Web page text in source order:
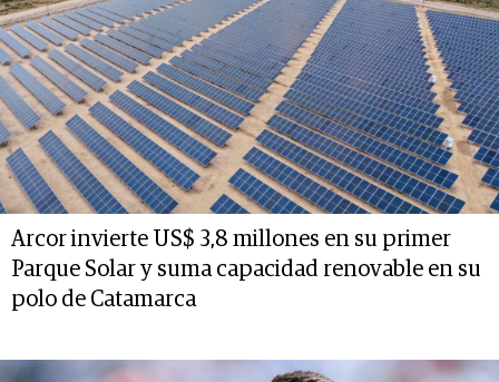
Arcor invierte US$ 3,8 millones en su primer
Parque Solar y suma capacidad renovable en su
polo de Catamarca